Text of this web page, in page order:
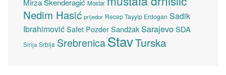
Mirza Skenderagić Mostar
Nedim Hasić prijedor Recep Tayyip Erdogan Sadik
Ibrahimović Safet Pozder SandžakSarajevoSDA
Sirija Srbija SrebrenicaStavTurska